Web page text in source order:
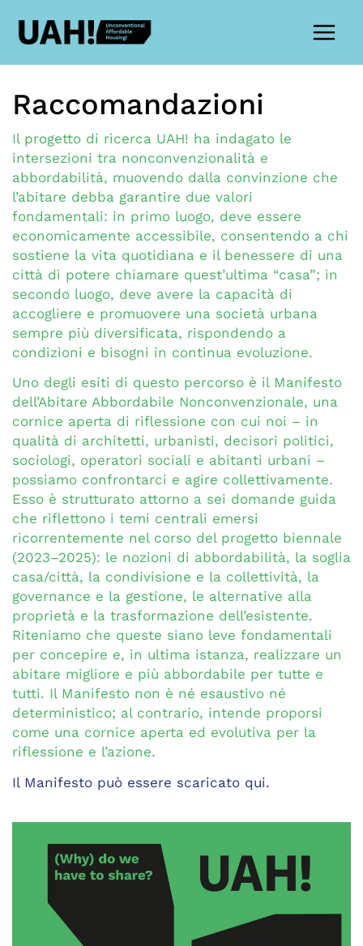
contenuto
Raccomandazioni
Il progetto di ricerca UAH! ha indagato le
intersezioni tra nonconvenzionalità e
abbordabilità, muovendo dalla convinzione che
l’abitare debba garantire due valori
fondamentali: in primo luogo, deve essere
economicamente accessibile, consentendo a chi
sostiene la vita quotidiana e il benessere di una
città di potere chiamare quest’ultima “casa”; in
secondo luogo, deve avere la capacità di
accogliere e promuovere una società urbana
sempre più diversificata, rispondendo a
condizioni e bisogni in continua evoluzione.
Uno degli esiti di questo percorso è il Manifesto
dell’Abitare Abbordabile Nonconvenzionale, una
cornice aperta di riflessione con cui noi – in
qualità di architetti, urbanisti, decisori politici,
sociologi, operatori sociali e abitanti urbani –
possiamo confrontarci e agire collettivamente.
Esso è strutturato attorno a sei domande guida
che riflettono i temi centrali emersi
ricorrentemente nel corso del progetto biennale
(2023–2025): le nozioni di abbordabilità, la soglia
casa/città, la condivisione e la collettività, la
governance e la gestione, le alternative alla
proprietà e la trasformazione dell’esistente.
Riteniamo che queste siano leve fondamentali
per concepire e, in ultima istanza, realizzare un
abitare migliore e più abbordabile per tutte e
tutti. Il Manifesto non è né esaustivo né
deterministico; al contrario, intende proporsi
come una cornice aperta ed evolutiva per la
riflessione e l’azione.
Il Manifesto può essere scaricato qui.